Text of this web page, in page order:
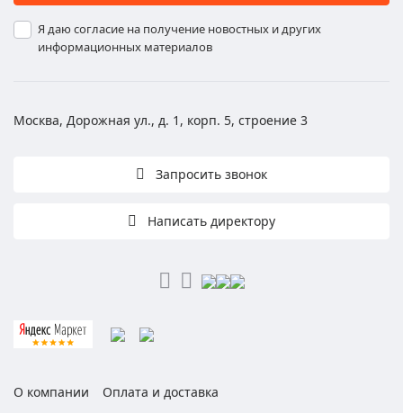
Я даю согласие на получение новостных и других
информационных материалов
Москва, Дорожная ул., д. 1, корп. 5, строение 3
Запросить звонок
Написать директору
О компании Оплата и доставка